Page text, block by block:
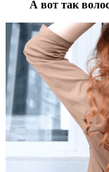
А вот так